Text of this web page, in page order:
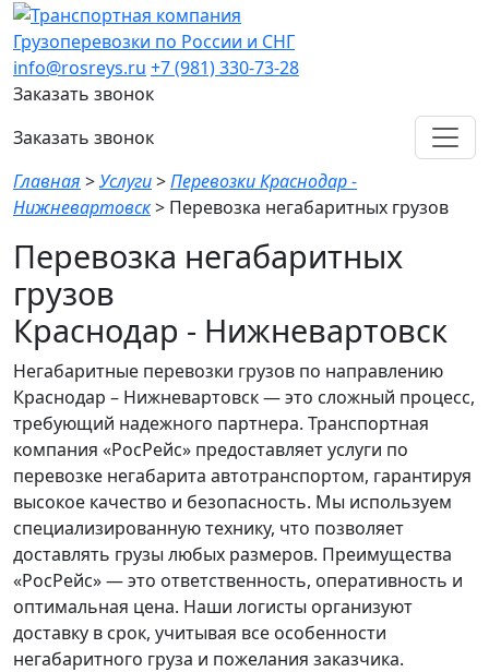
Грузоперевозки по России и СНГ
info@rosreys.ru +7 (981) 330-73-28
Заказать звонок
Заказать звонок
Главная >Услуги>Перевозки Краснодар -
Нижневартовск> Перевозка негабаритных грузов
Перевозка негабаритных
грузов
Краснодар - Нижневартовск
Негабаритные перевозки грузов по направлению
Краснодар – Нижневартовск — это сложный процесс,
требующий надежного партнера. Транспортная
компания «РосРейс» предоставляет услуги по
перевозке негабарита автотранспортом, гарантируя
высокое качество и безопасность. Мы используем
специализированную технику, что позволяет
доставлять грузы любых размеров. Преимущества
«РосРейс» — это ответственность, оперативность и
оптимальная цена. Наши логисты организуют
доставку в срок, учитывая все особенности
негабаритного груза и пожелания заказчика.